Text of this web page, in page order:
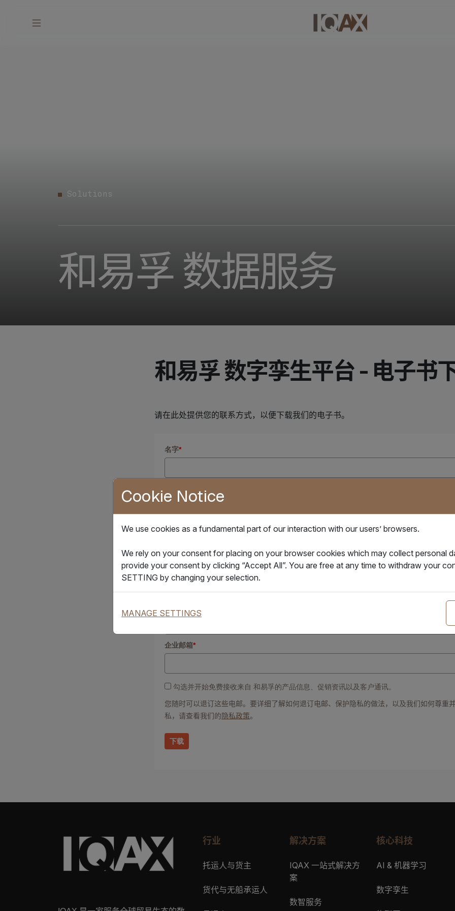
Solutions
和易孚 数据服务
和易孚 数字孪生平台 - 电子书
请在此处提供您的联系方式，以便下载我们的电子书。
名字*
公司名称 *
国家 / 地区
企业邮箱*
勾选并开始免费接收来自 和易孚的产品信息、促销资讯以及客户通讯。
您随时可以退订这些电邮。要详细了解如何退订电邮、保护隐私的做法，以及我们如何尊重
私，请查看我们的隐私政策。
下载
行业
托运人与货主
货代与无船承运人
解决方案
IQAX 一站式解决方
案
数智服务
核心科技
AI & 机器学习
数字孪生
Cookie Notice
We use cookies as a fundamental part of our interaction with our users’ browsers.
We rely on your consent for placing on your browser cookies which may collect personal
provide your consent by clicking “Accept All”. You are free at any time to withdraw your
SETTING by changing your selection.
MANAGE SETTINGS